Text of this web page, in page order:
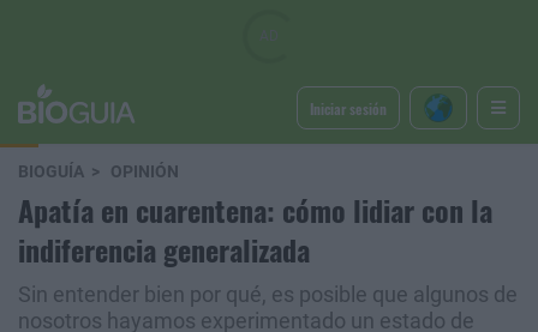
Iniciar sesión
BIOGUÍA OPINIÓN
Apatía en cuarentena: cómo lidiar con la
indiferencia generalizada
Sin entender bien por qué, es posible que algunos de
nosotros hayamos experimentado un estado de